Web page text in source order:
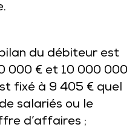
du débiteur est
000 € et 10 000 000
fixé à 9 405 € quel
salariés ou le
d’affaires ;